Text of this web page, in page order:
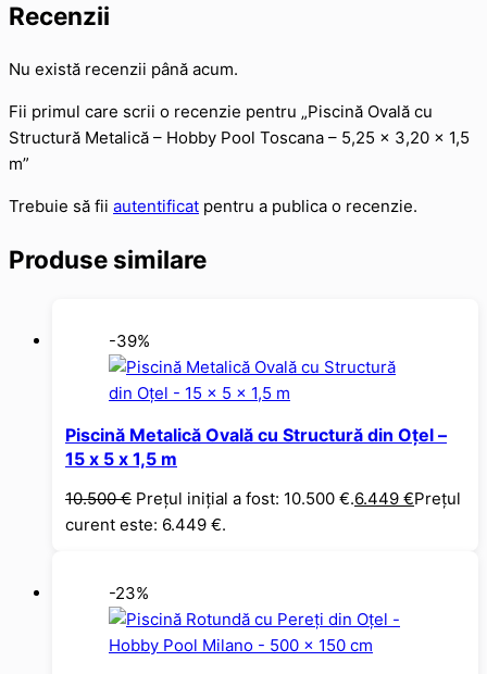
Recenzii
Nu există recenzii până acum.
Fii primul care scrii o recenzie pentru „Piscină Ovală cu
Structură Metalică – Hobby Pool Toscana – 5,25 x 3,20 x 1,5
m”
Trebuie să fii autentificat pentru a publica o recenzie.
Produse similare
-39%
Piscină Metalică Ovală cu Structură din Oțel –
15 x 5 x 1,5 m
10.500€ Prețul inițial a fost: 10.500 €.6.449 €Prețul
curent este: 6.449 €.
-23%